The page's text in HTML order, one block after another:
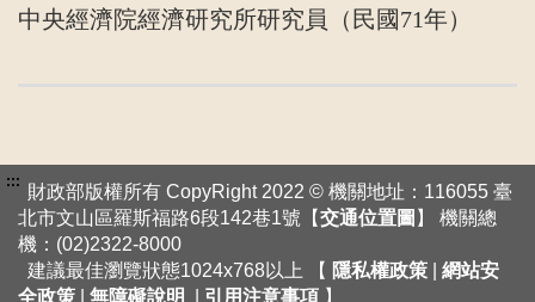
中央經濟院經濟研究所研究員（民國71年）
:::財政部版權所有 CopyRight 2022 © 機關地址：116055 臺
北市文山區羅斯福路6段142巷1號【交通位置圖 】 機關總
機：(02)2322-8000
建議最佳瀏覽狀態1024x768以上 【 隱私權政策
網站安
全政策
無障礙說明 引用注意事項 】